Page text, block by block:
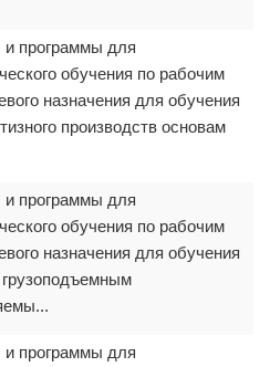
программы для
обучения по рабочим
назначения для обучения
производств основам
программы для
обучения по рабочим
назначения для обучения
программы для